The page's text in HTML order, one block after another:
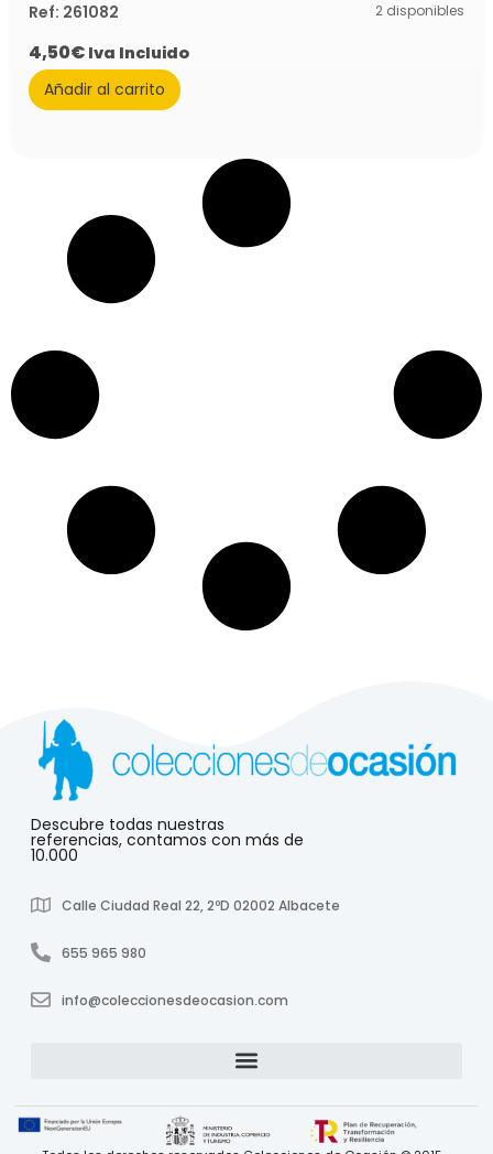
Ref: 261082 2 disponibles
4,50€ Iva Incluido
Añadir al carrito
Descubre todas nuestras
referencias, contamos con más de
10.000
Calle Ciudad Real 22, 2ºD 02002 Albacete
655 965 980
info@coleccionesdeocasion.com